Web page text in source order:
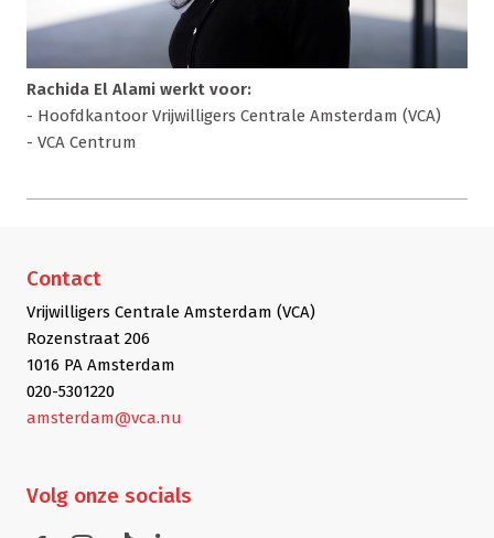
Rachida El Alami werkt voor:
- Hoofdkantoor Vrijwilligers Centrale Amsterdam (VCA)
- VCA Centrum
Contact
Vrijwilligers Centrale Amsterdam (VCA)
Rozenstraat 206
1016 PA Amsterdam
020-5301220
amsterdam@vca.nu
Volg onze socials